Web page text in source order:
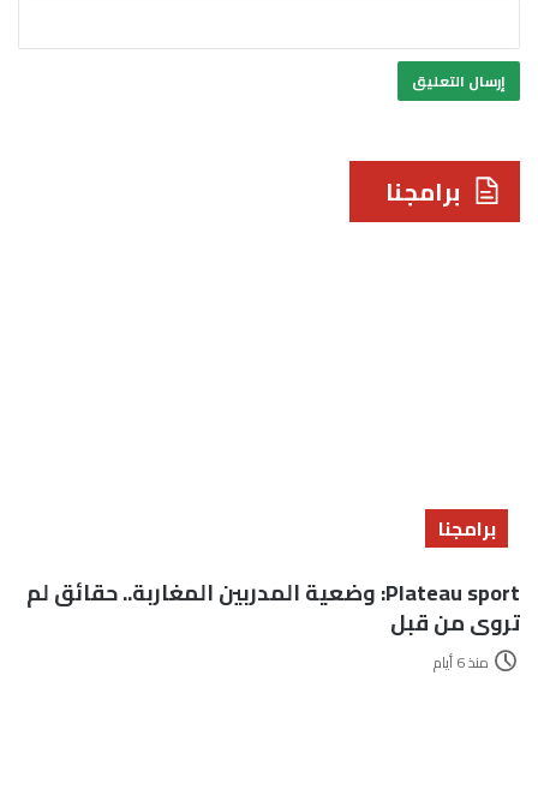
برامجنا
برامجنا
Plateau sport: وضعية المدربين المغاربة.. حقائق لم
تروى من قبل
منذ 6 أيام